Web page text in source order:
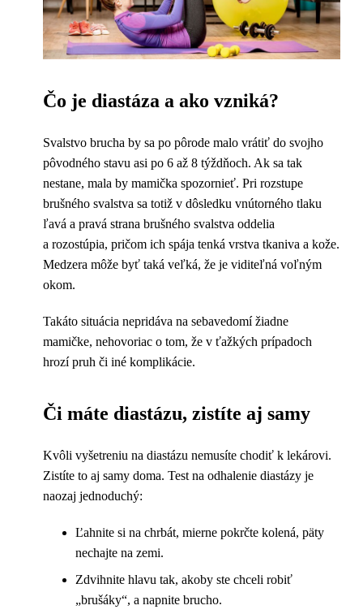
Čo je diastáza a ako vzniká?
Svalstvo brucha by sa po pôrode malo vrátiť do svojho
pôvodného stavu asi po 6 až 8 týždňoch. Ak sa tak
nestane, mala by mamička spozornieť. Pri rozstupe
brušného svalstva sa totiž v dôsledku vnútorného tlaku
ľavá a pravá strana brušného svalstva oddelia
a rozostúpia, pričom ich spája tenká vrstva tkaniva a kože.
Medzera môže byť taká veľká, že je viditeľná voľným
okom.
Takáto situácia nepridáva na sebavedomí žiadne
mamičke, nehovoriac o tom, že v ťažkých prípadoch
hrozí pruh či iné komplikácie.
Či máte diastázu, zistíte aj samy
Kvôli vyšetreniu na diastázu nemusíte chodiť k lekárovi.
Zistíte to aj samy doma. Test na odhalenie diastázy je
naozaj jednoduchý:
Ľahnite si na chrbát, mierne pokrčte kolená, päty
nechajte na zemi.
Zdvihnite hlavu tak, akoby ste chceli robiť
„brušáky“, a napnite brucho.